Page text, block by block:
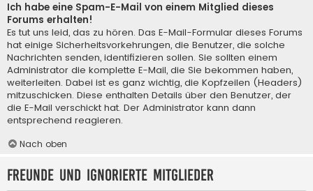
Ich habe eine Spam-E-Mail von einem Mitglied dieses
Forums erhalten!
Es tut uns leid, das zu hören. Das E-Mail-Formular dieses Forums
hat einige Sicherheitsvorkehrungen, die Benutzer, die solche
Nachrichten senden, identifizieren sollen. Sie sollten einem
Administrator die komplette E-Mail, die Sie bekommen haben,
weiterleiten. Dabei ist es ganz wichtig, die Kopfzeilen (Headers)
mitzuschicken. Diese enthalten Details über den Benutzer, der
die E-Mail verschickt hat. Der Administrator kann dann
entsprechend reagieren.
Nach oben
Freunde und ignorierte Mitglieder